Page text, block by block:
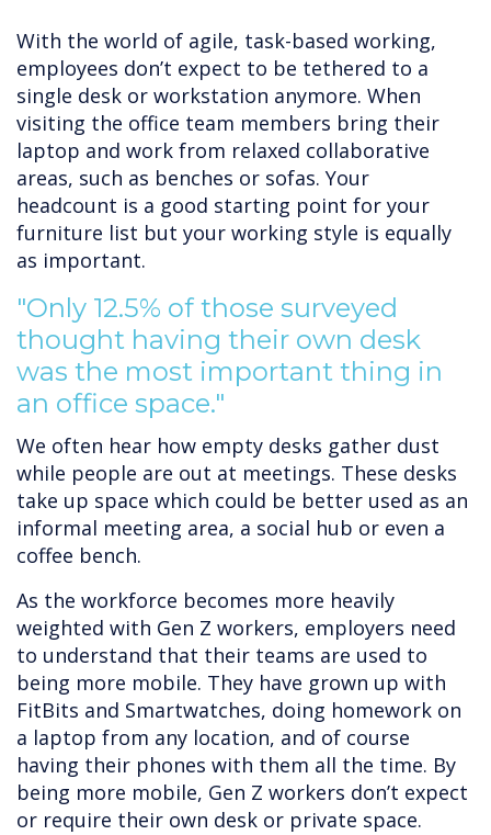
With the world of agile, task-based working,
employees don’t expect to be tethered to a
single desk or workstation anymore. When
visiting the office team members bring their
laptop and work from relaxed collaborative
areas, such as benches or sofas. Your
headcount is a good starting point for your
furniture list but your working style is equally
as important.
"Only 12.5% of those surveyed
thought having their own desk
was the most important thing in
an office space."
We often hear how empty desks gather dust
while people are out at meetings. These desks
take up space which could be better used as an
informal meeting area, a social hub or even a
coffee bench.
As the workforce becomes more heavily
weighted with Gen Z workers, employers need
to understand that their teams are used to
being more mobile. They have grown up with
FitBits and Smartwatches, doing homework on
a laptop from any location, and of course
having their phones with them all the time. By
being more mobile, Gen Z workers don’t expect
or require their own desk or private space.